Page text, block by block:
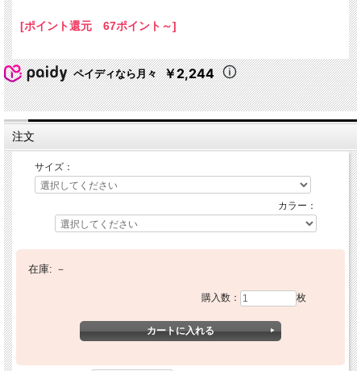
[ポイント還元 67ポイント～]
ペイディなら月々 ￥2,244
注文
サイズ：
カラー：
在庫: －
購入数： 枚